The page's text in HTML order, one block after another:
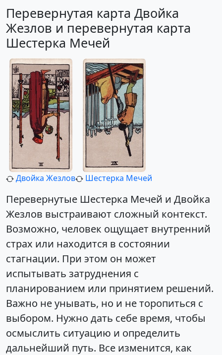
Перевернутая карта Двойка
Жезлов и перевернутая карта
Шестерка Мечей
Двойка Жезлов Шестерка Мечей
Перевернутые Шестерка Мечей и Двойка
Жезлов выстраивают сложный контекст.
Возможно, человек ощущает внутренний
страх или находится в состоянии
стагнации. При этом он может
испытывать затруднения с
планированием или принятием решений.
Важно не унывать, но и не торопиться с
выбором. Нужно дать себе время, чтобы
осмыслить ситуацию и определить
дальнейший путь. Все изменится, как